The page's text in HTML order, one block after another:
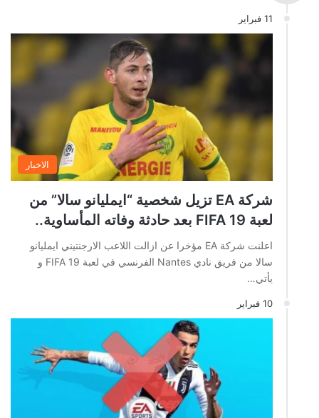
11 فبراير
الاخبار
شركة EA تزيل شخصية “ايمليانو سالا” من
لعبة FIFA 19 بعد حادثة وفاته المأساوية..
اعلنت شركة EA مؤخرا عن ازالت اللاعب الارجنتيني ايمليانو
سالا من فريق نادي Nantes الفرنسي في لعبة FIFA 19 و
يأتي…
10 فبراير